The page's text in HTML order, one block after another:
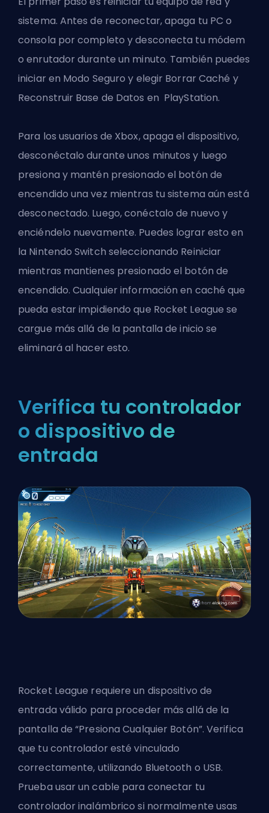
sistema. Antes de reconectar, apaga tu PC o
consola por completo y desconecta tu módem
o enrutador durante un minuto. También puedes
iniciar en Modo Seguro y elegir Borrar Caché y
Reconstruir Base de Datos en PlayStation.
Para los usuarios de Xbox, apaga el dispositivo,
desconéctalo durante unos minutos y luego
presiona y mantén presionado el botón de
encendido una vez mientras tu sistema aún está
desconectado. Luego, conéctalo de nuevo y
enciéndelo nuevamente. Puedes lograr esto en
la Nintendo Switch seleccionando Reiniciar
mientras mantienes presionado el botón de
encendido. Cualquier información en caché que
pueda estar impidiendo que Rocket League se
cargue más allá de la pantalla de inicio se
eliminará al hacer esto.
Verifica tu controlador
o dispositivo de
entrada
Rocket League requiere un dispositivo de
entrada válido para proceder más allá de la
pantalla de “Presiona Cualquier Botón”. Verifica
que tu controlador esté vinculado
correctamente, utilizando Bluetooth o USB.
Prueba usar un cable para conectar tu
controlador inalámbrico si normalmente usas